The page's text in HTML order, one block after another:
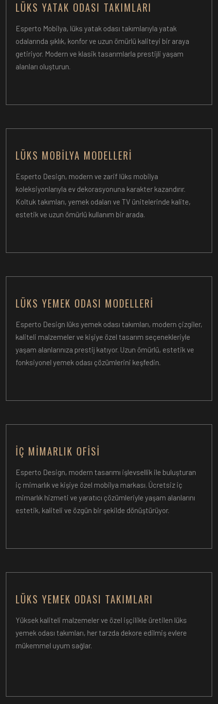
LÜKS YATAK ODASI TAKIMLARI
Esperto Mobilya, lüks yatak odası takımlarıyla yatak
odalarında şıklık, konfor ve uzun ömürlü kaliteyi bir araya
getiriyor. Modern ve klasik tasarımlarla prestijli yaşam
alanları oluşturun.
LÜKS MOBILYA MODELLERI
Esperto Design, modern ve zarif lüks mobilya
koleksiyonlarıyla ev dekorasyonuna karakter kazandırır.
Koltuk takımları, yemek odaları ve TV ünitelerinde kalite,
estetik ve uzun ömürlü kullanım bir arada.
LÜKS YEMEK ODASI MODELLERI
Esperto Design lüks yemek odası takımları, modern çizgiler,
kaliteli malzemeler ve kişiye özel tasarım seçenekleriyle
yaşam alanlarınıza prestij katıyor. Uzun ömürlü, estetik ve
fonksiyonel yemek odası çözümlerini keşfedin.
İÇ MIMARLIK OFISI
Esperto Design, modern tasarımı işlevsellik ile buluşturan
iç mimarlık ve kişiye özel mobilya markası. Ücretsiz iç
mimarlık hizmeti ve yaratıcı çözümleriyle yaşam alanlarını
estetik, kaliteli ve özgün bir şekilde dönüştürüyor.
LÜKS YEMEK ODASI TAKIMLARI
Yüksek kaliteli malzemeler ve özel işçilikle üretilen lüks
yemek odası takımları, her tarzda dekore edilmiş evlere
mükemmel uyum sağlar.